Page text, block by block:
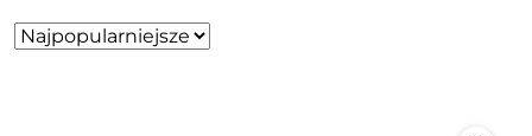
Zastosowano
Sortuj